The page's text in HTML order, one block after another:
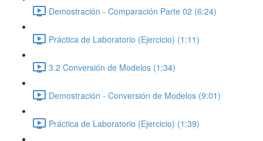
Demostración - Comparación Parte 02 (6:24)
Práctica de Laboratorio (Ejercicio) (1:11)
3.2 Conversión de Modelos (1:34)
Demostración - Conversión de Modelos (9:01)
Práctica de Laboratorio (Ejercicio) (1:39)